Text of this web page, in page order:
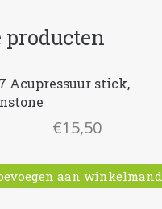
producten
Acupressuur stick,
€15,50
aan winkelmand